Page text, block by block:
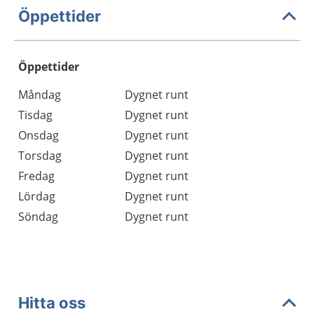
Öppettider
Öppettider
Dag
Öppettider
Kommentarer
Måndag
Dygnet runt
Tisdag
Dygnet runt
Onsdag
Dygnet runt
Torsdag
Dygnet runt
Fredag
Dygnet runt
Lördag
Dygnet runt
Söndag
Dygnet runt
Hitta oss